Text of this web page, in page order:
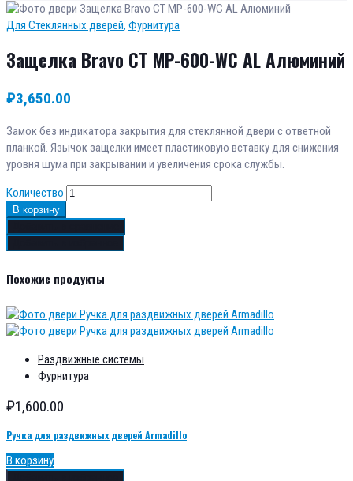
Для Стеклянных дверей, Фурнитура
Защелка Bravo СТ MP-600-WC AL Алюминий
₽3,650.00
Замок без индикатора закрытия для стеклянной двери с ответной
планкой. Язычок защелки имеет пластиковую вставку для снижения
уровня шума при закрывании и увеличения срока службы.
Количество
В корзину
Похожие продукты
Раздвижные системы
Фурнитура
₽1,600.00
Ручка для раздвижных дверей Armadillo
В корзину